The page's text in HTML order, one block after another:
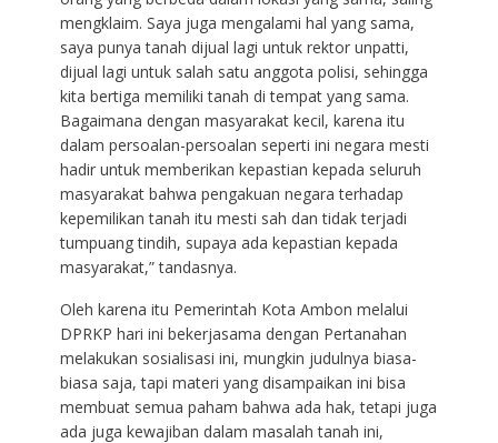
mengklaim. Saya juga mengalami hal yang sama,
saya punya tanah dijual lagi untuk rektor unpatti,
dijual lagi untuk salah satu anggota polisi, sehingga
kita bertiga memiliki tanah di tempat yang sama.
Bagaimana dengan masyarakat kecil, karena itu
dalam persoalan-persoalan seperti ini negara mesti
hadir untuk memberikan kepastian kepada seluruh
masyarakat bahwa pengakuan negara terhadap
kepemilikan tanah itu mesti sah dan tidak terjadi
tumpuang tindih, supaya ada kepastian kepada
masyarakat,” tandasnya.
Oleh karena itu Pemerintah Kota Ambon melalui
DPRKP hari ini bekerjasama dengan Pertanahan
melakukan sosialisasi ini, mungkin judulnya biasa-
biasa saja, tapi materi yang disampaikan ini bisa
membuat semua paham bahwa ada hak, tetapi juga
ada juga kewajiban dalam masalah tanah ini,